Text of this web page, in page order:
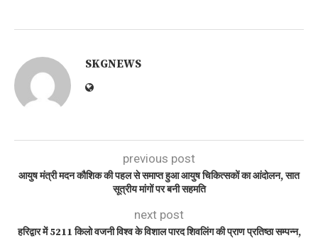
SKGNEWS
previous post
आयुष मंत्री मदन कौशिक की पहल से समाप्त हुआ आयुष चिकित्सकों का आंदोलन, सात
सूत्रीय मांगों पर बनी सहमति
next post
हरिद्वार में 5211 किलो वजनी विश्व के विशाल पारद शिवलिंग की प्राण प्रतिष्ठा सम्पन्न,